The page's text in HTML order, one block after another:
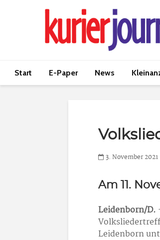
Start E-Paper News
3. November 2021
Am 11.
Leidenborn/D.
Leidenborn